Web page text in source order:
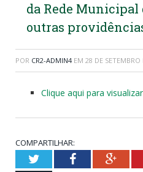
da Rede Municipal
outras
POR CR2-ADMIN4 EM 28 DE SETEMBRO
Clique aqui para visualizar
COMPARTILHAR:
TwitterFacebook